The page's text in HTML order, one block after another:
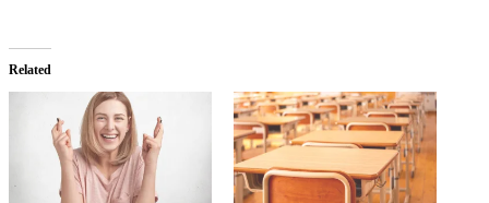
Related